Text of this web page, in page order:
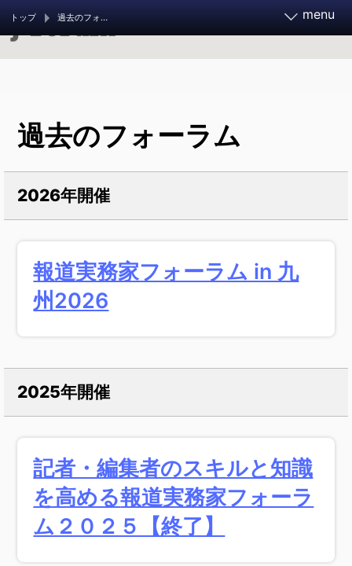
トップ 過去のフォーラム menu
11月21～23日 開催決定
調査報道の手引き 過去のフォーラム
過去のフォーラム
2026年開催
報道実務家フォーラム in 九
州2026
2025年開催
記者・編集者のスキルと知識
を高める報道実務家フォーラ
ム２０２５【終了】